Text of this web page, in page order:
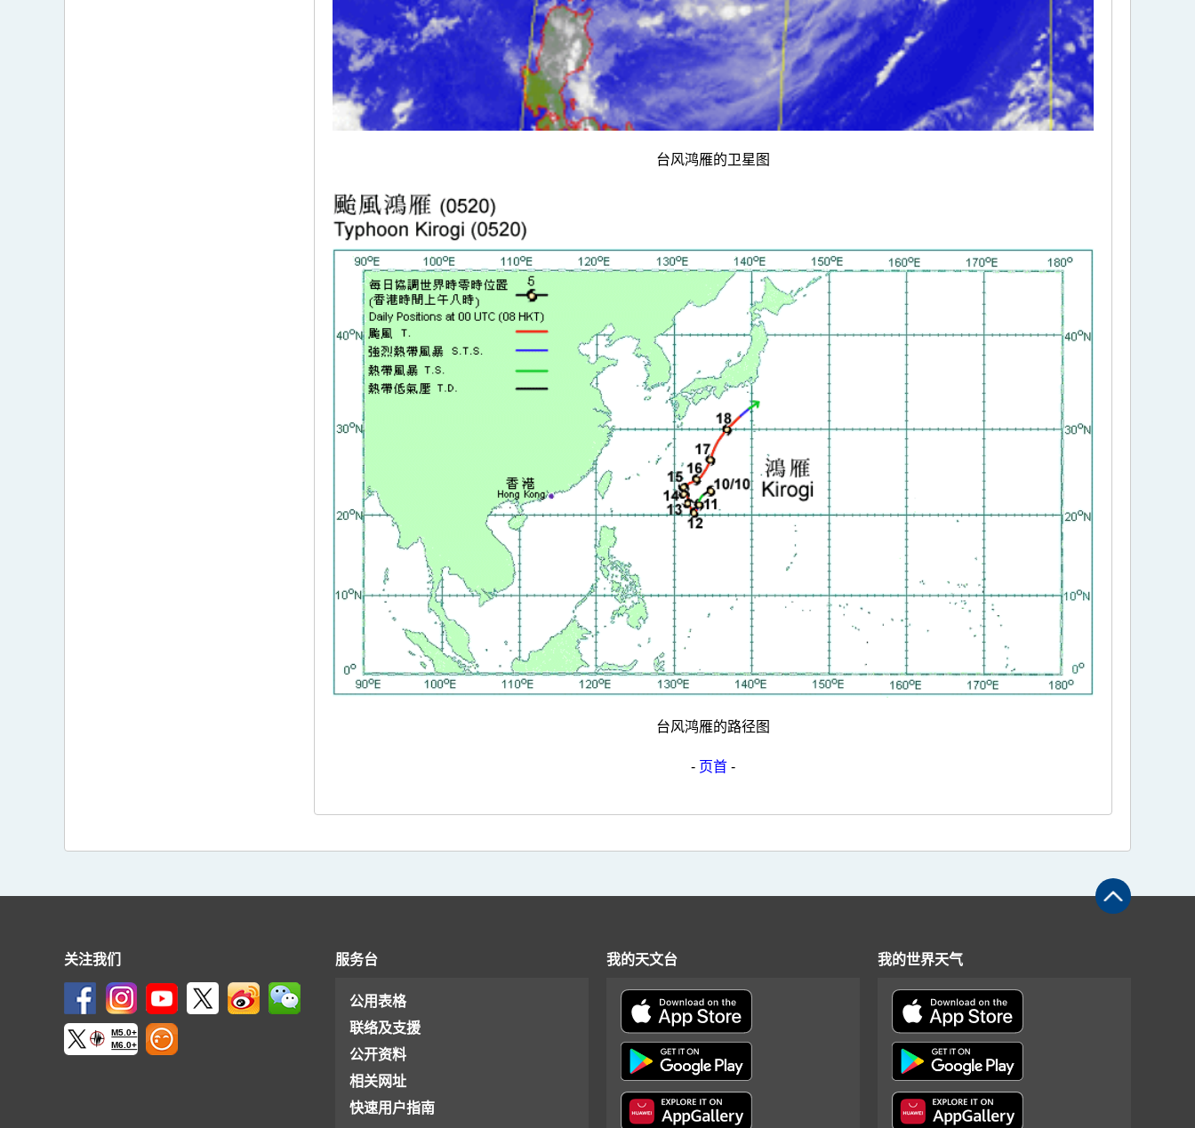
台风鸿雁的卫星图
台风鸿雁的路径图
- 页首 -
关注我们
M5.0+
M6.0+
服务台
公用表格
联络及支援
公开资料
相关网址
快速用户指南
我的天文台 我的世界天气